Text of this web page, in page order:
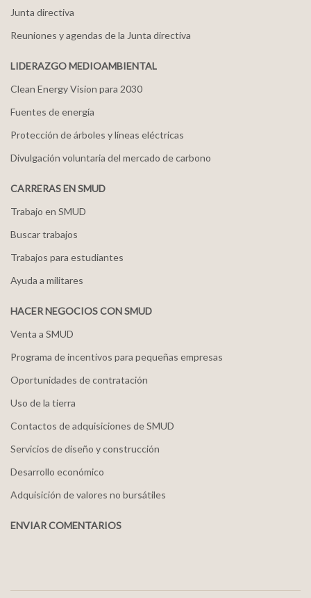
Junta directiva
Reuniones y agendas de la Junta directiva
LIDERAZGO MEDIOAMBIENTAL
Clean Energy Vision para 2030
Fuentes de energía
Protección de árboles y líneas eléctricas
Divulgación voluntaria del mercado de carbono
CARRERAS EN SMUD
Trabajo en SMUD
Buscar trabajos
Trabajos para estudiantes
Ayuda a militares
HACER NEGOCIOS CON SMUD
Venta a SMUD
Programa de incentivos para pequeñas empresas
Oportunidades de contratación
Uso de la tierra
Contactos de adquisiciones de SMUD
Servicios de diseño y construcción
Desarrollo económico
Adquisición de valores no bursátiles
ENVIAR COMENTARIOS